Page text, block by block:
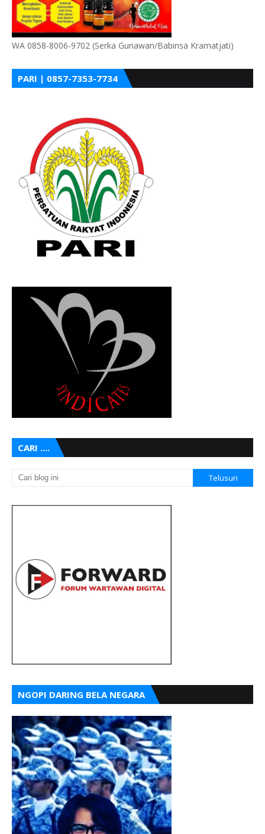
WA 0858-8006-9702 (Serka Gunawan/Babinsa Kramatjati)
PARI | 0857-7353-7734
CARI ....
NGOPI DARING BELA NEGARA